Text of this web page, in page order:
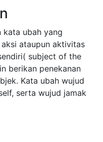
kata ubah yang
ataupun aktivitas
subject of the
berikan penekanan
Kata ubah wujud
serta wujud jamak